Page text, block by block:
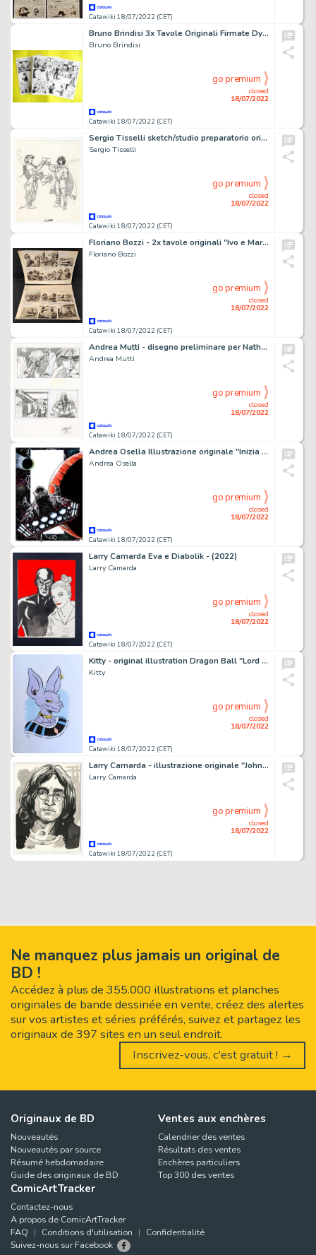
Catawiki 18/07/2022 (CET)
Bruno Brindisi 3x Tavole Originali Firmate Dylan Dog â€œL'eliminazioneâ€ - (2012)
Bruno Brindisi
Catawiki 18/07/2022 (CET)
closed
18/07/2022
go premium
Sergio Tisselli sketch/studio preparatorio originale "Tarocchi dei Vichinghi" - (2009)
Sergio Tisselli
Catawiki 18/07/2022 (CET)
closed
18/07/2022
go premium
Floriano Bozzi - 2x tavole originali "Ivo e Marisa: Verso nuove Avventure" - (1952)
Floriano Bozzi
Catawiki 18/07/2022 (CET)
closed
18/07/2022
go premium
Andrea Mutti - disegno preliminare per Nathan Never "Concerto Mortale" - (1998)
Andrea Mutti
Catawiki 18/07/2022 (CET)
closed
18/07/2022
go premium
Andrea Osella Illustrazione originale "Inizia il Viaggio"
Andrea Osella
Catawiki 18/07/2022 (CET)
closed
18/07/2022
go premium
Larry Camarda Eva e Diabolik - (2022)
Larry Camarda
Catawiki 18/07/2022 (CET)
closed
18/07/2022
go premium
Kitty - original illustration Dragon Ball "Lord Beerus"
Kitty
Catawiki 18/07/2022 (CET)
closed
18/07/2022
go premium
Larry Camarda - illustrazione originale "John Lennon" - (2022)
Larry Camarda
Catawiki 18/07/2022 (CET)
closed
18/07/2022
go premium
Ne manquez plus jamais un original de
BD !
Accédez à plus de 355.000 illustrations et planches
originales de bande dessinée en vente, créez des alertes
sur vos artistes et séries préférés, suivez et partagez les
originaux de 397 sites en un seul endroit.
Inscrivez-vous, c'est gratuit ! →
Originaux de BD
Nouveautés
Nouveautés par source
Résumé hebdomadaire
Guide des originaux de BD
Ventes aux enchères
Calendrier des ventes
Résultats des ventes
Enchères particuliers
Top 300 des ventes
ComicArtTracker
Contactez-nous
A propos de ComicArtTracker
FAQ
Conditions d'utilisation
Confidentialité
Suivez-nous sur Facebook